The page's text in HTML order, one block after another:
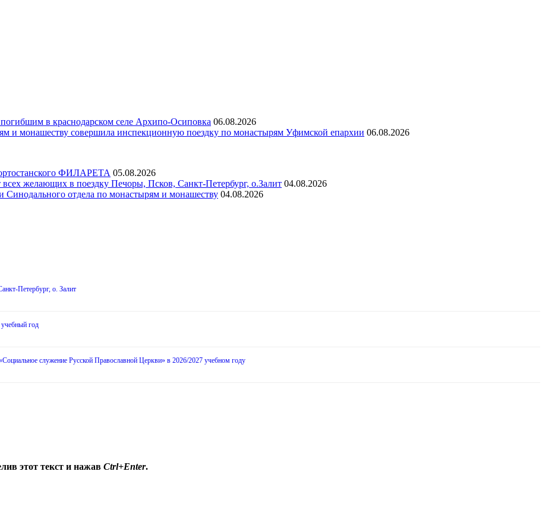
в краснодарском селе Архипо-Осиповка 06.08.2026
и монашеству совершила инспекционную поездку по монастырям Уфимской епархии 06.08.2026
ФИЛАРЕТА 05.08.2026
желающих в поездку Печоры, Псков, Санкт-Петербург, о.Залит 04.08.2026
отдела по монастырям и монашеству 04.08.2026
Петербург, о. Залит
год
служение Русской Православной Церкви» в 2026/2027 учебном году
этот текст и нажав Ctrl+Enter.